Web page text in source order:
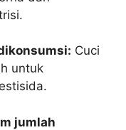
Cuci
untuk
jumlah